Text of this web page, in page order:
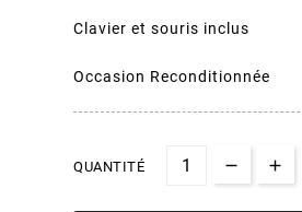
Clavier et souris inclus
Occasion Reconditionnée
QUANTITÉ